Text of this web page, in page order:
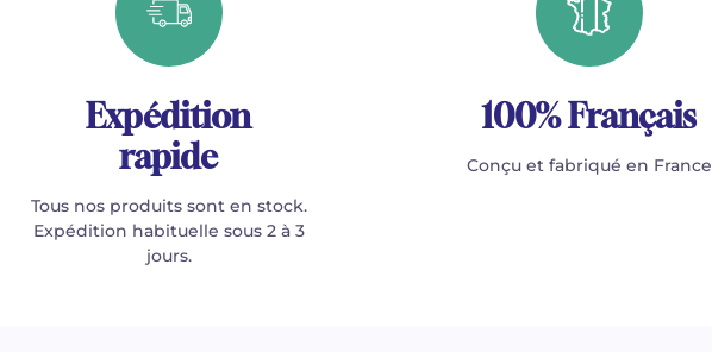
Expédition
rapide
Tous nos produits sont en stock.
Expédition habituelle sous 2 à 3
jours.
100% Français
Conçu et fabriqué en France